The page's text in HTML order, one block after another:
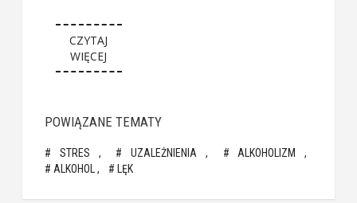
CZYTAJ
WIĘCEJ
POWIĄZANE TEMATY
STRES UZALEŻNIENIA
ALKOHOLIZM
ALKOHOL
LĘK